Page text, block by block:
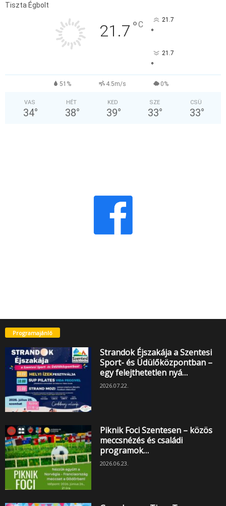
Tiszta Égbolt
21.7 °C 21.7
°
21.7
°
51% 4.5m/s 0%
VAS
34°
HÉT
38°
KED
39°
SZE
33°
CSÜ
33°
Programajánló
Strandok Éjszakája a Szentesi
Sport- és Üdülőközpontban –
egy felejthetetlen nyá…
2026.07.22.
Piknik Foci Szentesen – közös
meccsnézés és családi
programok…
2026.06.23.